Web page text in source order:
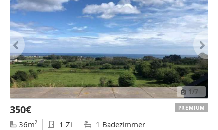
1/7
350€
36m2 1 Zi. 1 Badezimmer
PREMIUM